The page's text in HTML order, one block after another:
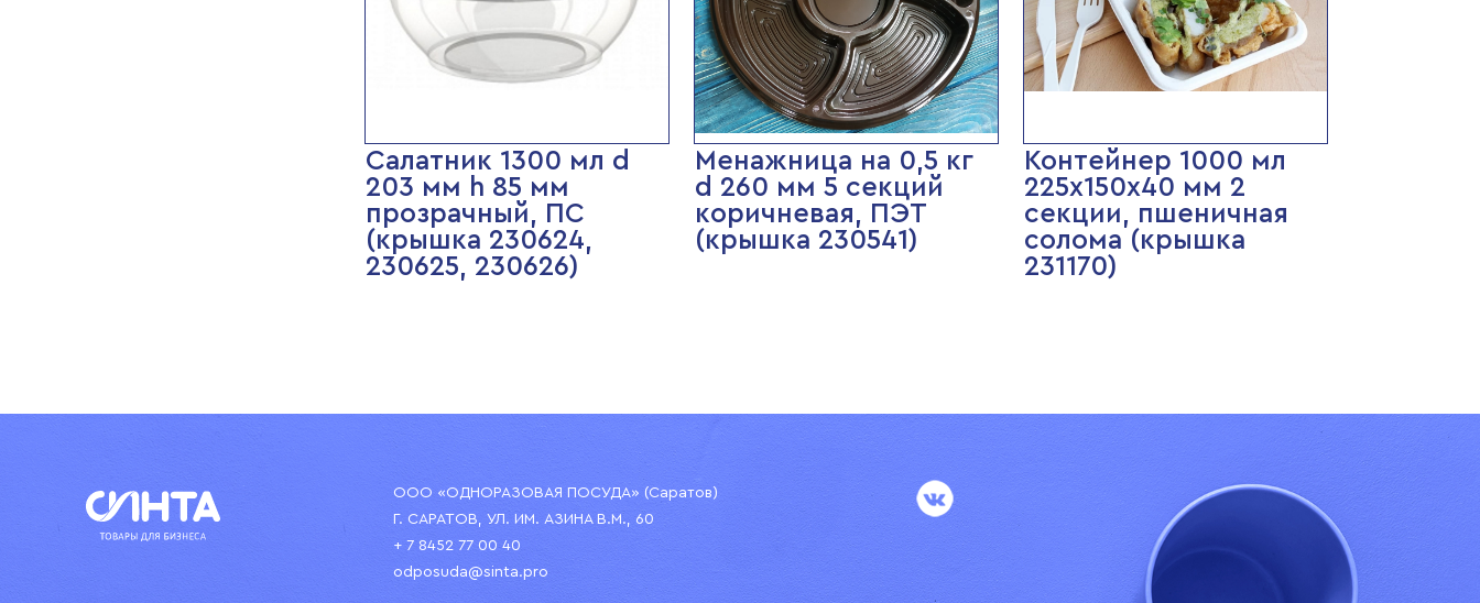
Салатник 1300 мл d
203 мм h 85 мм
прозрачный, ПС
(крышка 230624,
230625, 230626)
Менажница на 0,5 кг
d 260 мм 5 секций
коричневая, ПЭТ
(крышка 230541)
Контейнер 1000 мл
225х150х40 мм 2
секции, пшеничная
солома (крышка
231170)
ООО «ОДНОРАЗОВАЯ ПОСУДА» (Саратов)
Г. САРАТОВ, УЛ. ИМ. АЗИНА В.М., 60
+ 7 8452 77 00 40
odposuda@sinta.pro